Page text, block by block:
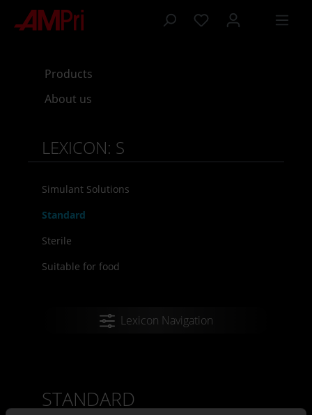
content
Products
About us
LEXICON: S
Simulant Solutions
Standard
Sterile
Suitable for food
Lexicon Navigation
STANDARD